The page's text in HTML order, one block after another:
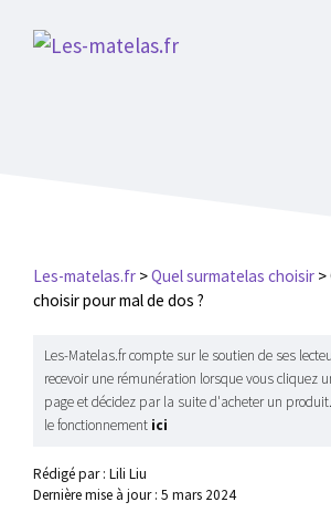
Les-matelas.fr >Quel surmatelas choisir >
choisir pour mal de dos ?
Les-Matelas.fr compte sur le soutien de ses
recevoir une rémunération lorsque vous cliquez
page et décidez par la suite d'acheter un
le fonctionnement ici
Rédigé par : Lili Liu
Dernière mise à jour : 5 mars 2024